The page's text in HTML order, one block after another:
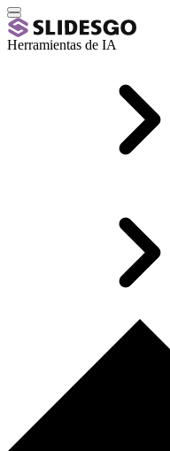
Herramientas de IA